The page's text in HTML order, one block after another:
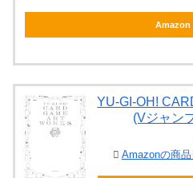
Amazon
YU‐GI‐OH!
(Vジャン
Amazonの商